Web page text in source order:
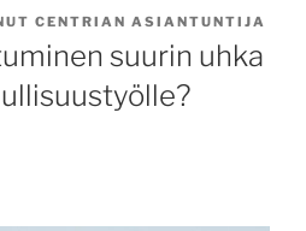
CENTRIAN ASIANTUNTIJA
suurin uhka